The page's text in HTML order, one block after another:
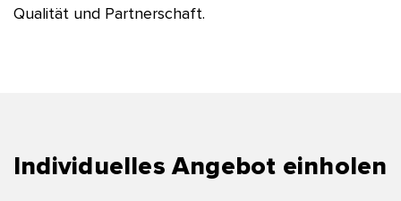
Qualität und Partnerschaft.
Individuelles Angebot einholen